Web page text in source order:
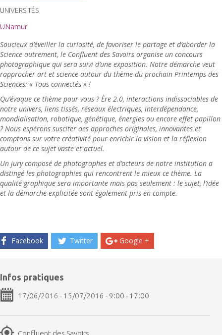
UNIVERSITÉS
UNamur
Soucieux d’éveiller la curiosité, de favoriser le partage et d’aborder la
Science autrement, le Confluent des Savoirs organise un concours
photographique qui sera suivi d’une exposition. Notre démarche veut
rapprocher art et science autour du thème du prochain Printemps des
Sciences: « Tous connectés » !
Qu’évoque ce thème pour vous ? Ère 2.0, interactions indissociables de
notre univers, liens tissés, réseaux électriques, interdépendance,
mondialisation, robotique, génétique, énergies ou encore effet papillon
? Nous espérons susciter des approches originales, innovantes et
comptons sur votre créativité pour enrichir la vision et la réflexion
autour de ce sujet vaste et actuel.
Un jury composé de photographes et d’acteurs de notre institution a
distingé les photographies qui rencontrent le mieux ce thème. La
qualité graphique sera importante mais pas seulement : le sujet, l’idée
et la démarche explicitée sont également pris en compte.
Facebook Twitter Google +
Infos pratiques
17/06/2016 - 15/07/2016 - 9:00 - 17:00
Confluent des Savoirs